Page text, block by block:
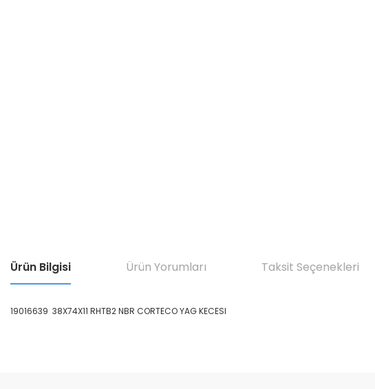
Ürün Bilgisi Ürün Yorumları Taksit Seçenekleri
19016639 38X74X11 RHTB2 NBR CORTECO YAG KECESI